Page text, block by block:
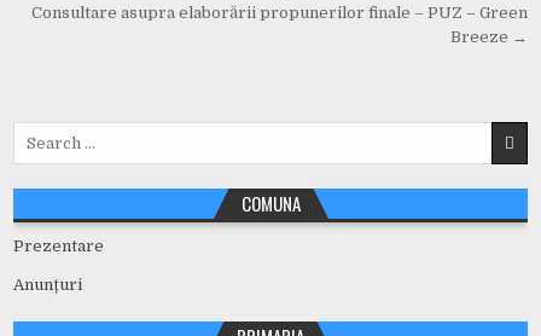
Consultare asupra elaborării propunerilor finale – PUZ – Green
Breeze →
COMUNA
Prezentare
Anunțuri